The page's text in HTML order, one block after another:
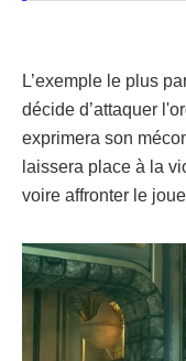
L’exemple le plus
décide d’attaquer
exprimera son
laissera place à la
voire affronter le